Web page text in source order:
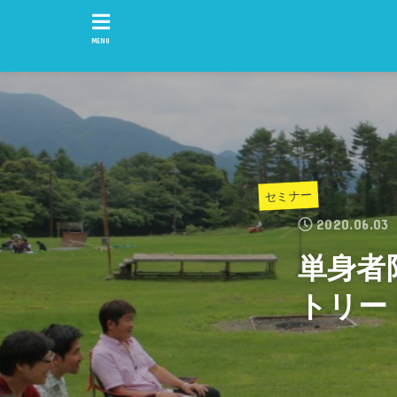
MENU
セミナー
2020.06.03
単身者
トリー